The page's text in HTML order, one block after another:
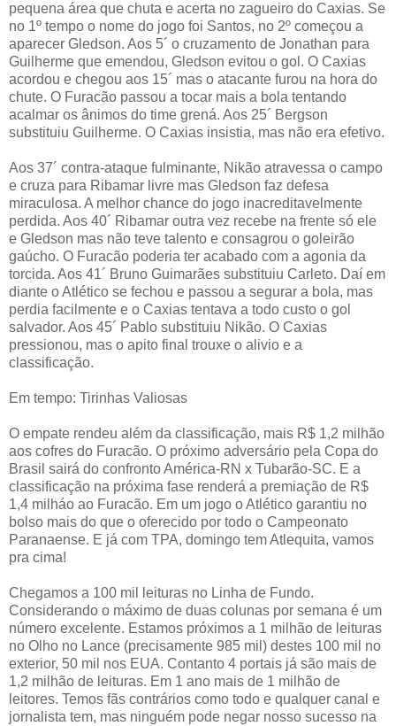
pequena área que chuta e acerta no zagueiro do Caxias. Se
no 1º tempo o nome do jogo foi Santos, no 2º começou a
aparecer Gledson. Aos 5´ o cruzamento de Jonathan para
Guilherme que emendou, Gledson evitou o gol. O Caxias
acordou e chegou aos 15´ mas o atacante furou na hora do
chute. O Furacão passou a tocar mais a bola tentando
acalmar os ânimos do time grená. Aos 25´ Bergson
substituiu Guilherme. O Caxias insistia, mas não era efetivo.
Aos 37´ contra-ataque fulminante, Nikão atravessa o campo
e cruza para Ribamar livre mas Gledson faz defesa
miraculosa. A melhor chance do jogo inacreditavelmente
perdida. Aos 40´ Ribamar outra vez recebe na frente só ele
e Gledson mas não teve talento e consagrou o goleirão
gaúcho. O Furacão poderia ter acabado com a agonia da
torcida. Aos 41´ Bruno Guimarães substituiu Carleto. Daí em
diante oAtlético se fechou e passou a segurar a bola, mas
perdia facilmente e o Caxias tentava a todo custo o gol
salvador. Aos 45´ Pablo substituiu Nikão. O Caxias
pressionou, mas o apito final trouxe o alivio e a
classificação.
Em tempo: Tirinhas Valiosas
O empate rendeu além da classificação, mais R$ 1,2 milhão
aos cofres do Furacão. O próximo adversário pela Copa do
Brasil sairá do confronto América-RN x Tubarão-SC. E a
classificação na próxima fase renderá a premiação de R$
1,4 milháo ao Furacão. Em um jogo o Atlético garantiu no
bolso mais do que o oferecido por todo o Campeonato
Paranaense. E já com TPA, domingo tem Atlequita, vamos
pra cima!
Chegamos a 100 mil leituras no Linha de Fundo.
Considerando o máximo de duas colunas por semana é um
número excelente. Estamos próximos a 1 milhão de leituras
no Olho no Lance (precisamente 985 mil) destes 100 mil no
exterior, 50 mil nos EUA. Contanto 4 portais já são mais de
1,2 milhão de leituras. Em 1 ano mais de 1 milhão de
leitores. Temos fãs contrários como todo e qualquer canal e
jornalista tem, mas ninguém pode negar nosso sucesso na